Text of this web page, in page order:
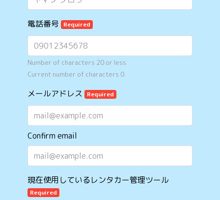
電話番号 Required
Number of characters 20 or less
Current number of characters 0
メールアドレス Required
Confirm email
現在使用しているレンタカー管理ツール
Required